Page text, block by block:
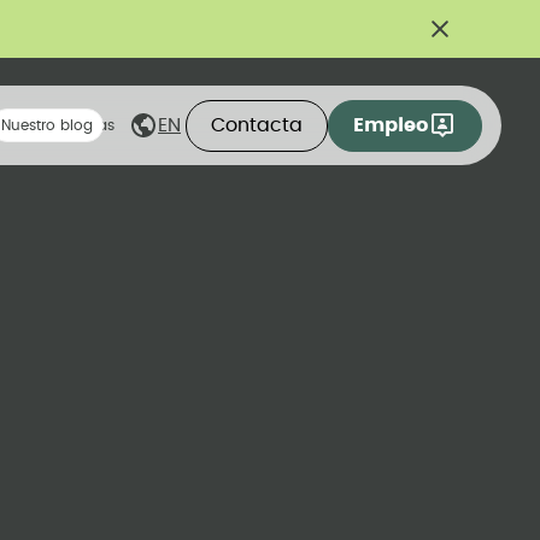
compartidas
Nuestro blog EN Contacta Empleo